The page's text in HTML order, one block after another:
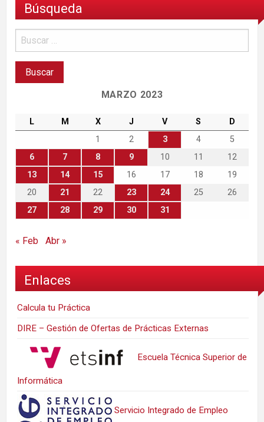
Búsqueda
MARZO 2023
L M X J V S
D
1
2 3 4
5
6
7 8 9 10 11
12
13
14 15 16 17 18
19
20
21 22 23 24 25
26
27
28 29 30 31
« Feb Abr »
Enlaces
Calcula tu Práctica
DIRE – Gestión de Ofertas de Prácticas Externas
Escuela Técnica Superior de
Informática
Servicio Integrado de Empleo